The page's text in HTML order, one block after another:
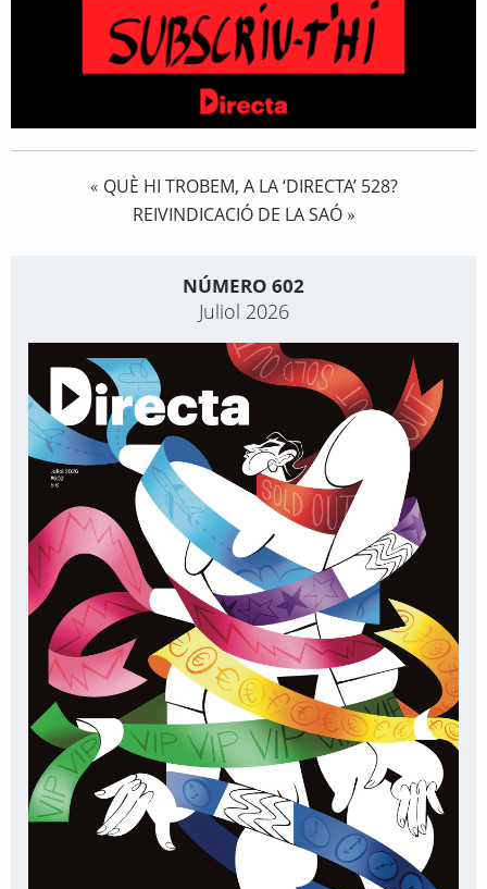
« QUÈ HI TROBEM, A LA ‘DIRECTA’ 528?
REIVINDICACIÓ DE LA SAÓ»
NÚMERO 602
Juliol 2026